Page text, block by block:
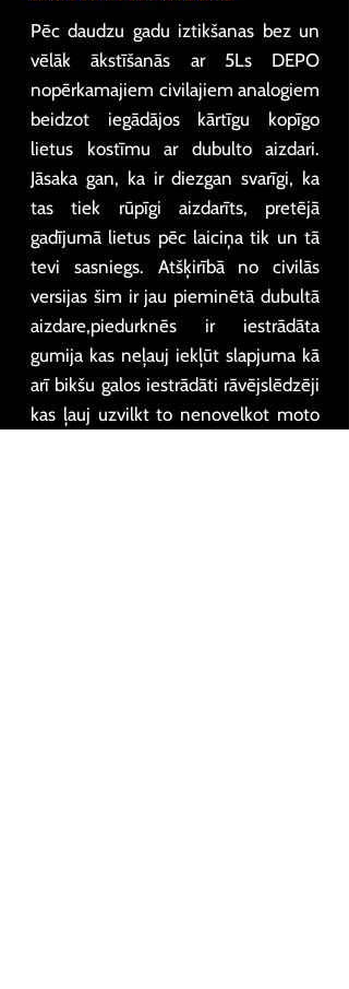
Pēc daudzu gadu iztikšanas bez un
vēlāk ākstīšanās ar 5Ls DEPO
nopērkamajiem civilajiem analogiem
beidzot iegādājos kārtīgu kopīgo
lietus kostīmu ar dubulto aizdari.
Jāsaka gan, ka ir diezgan svarīgi, ka
tas tiek rūpīgi aizdarīts, pretējā
gadījumā lietus pēc laiciņa tik un tā
tevi sasniegs. Atšķirībā no civilās
versijas šim ir jau pieminētā dubultā
aizdare,piedurknēs ir iestrādāta
gumija kas neļauj iekļūt slapjuma kā
arī bikšu galos iestrādāti rāvējslēdzēji
kas ļauj uzvilkt to nenovelkot moto